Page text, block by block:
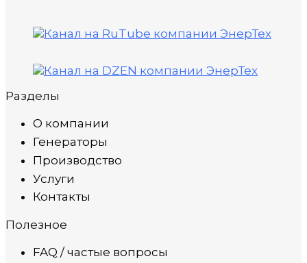
Разделы
О компании
Генераторы
Производство
Услуги
Контакты
Полезное
FAQ / частые вопросы